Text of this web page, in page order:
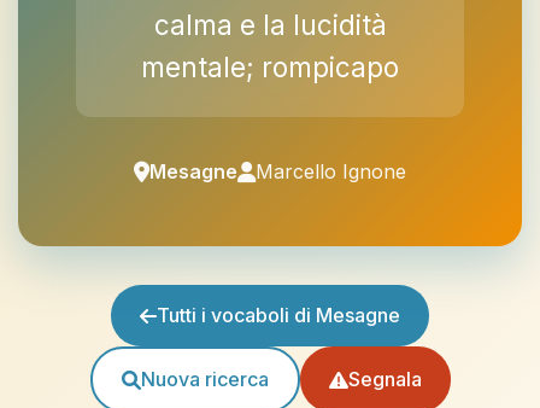
calma e la lucidità
mentale; rompicapo
Mesagne Marcello Ignone
Tutti i vocaboli di Mesagne
Nuova ricerca Segnala